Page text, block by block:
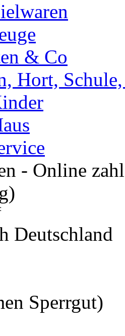
& Co
Hort,
- Online
Deutschland
Sperrgut)